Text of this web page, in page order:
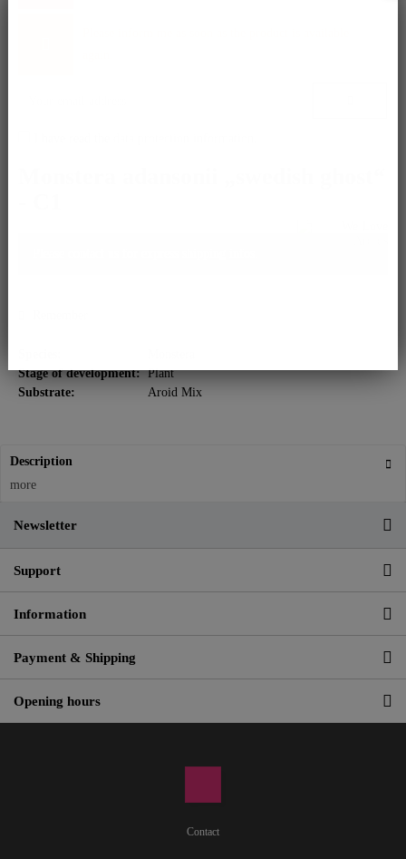
Stage of development: Plant
Substrate:
Aroid Mix
Description
more
Newsletter
Support
Information
Payment & Shipping
Opening hours
Contact